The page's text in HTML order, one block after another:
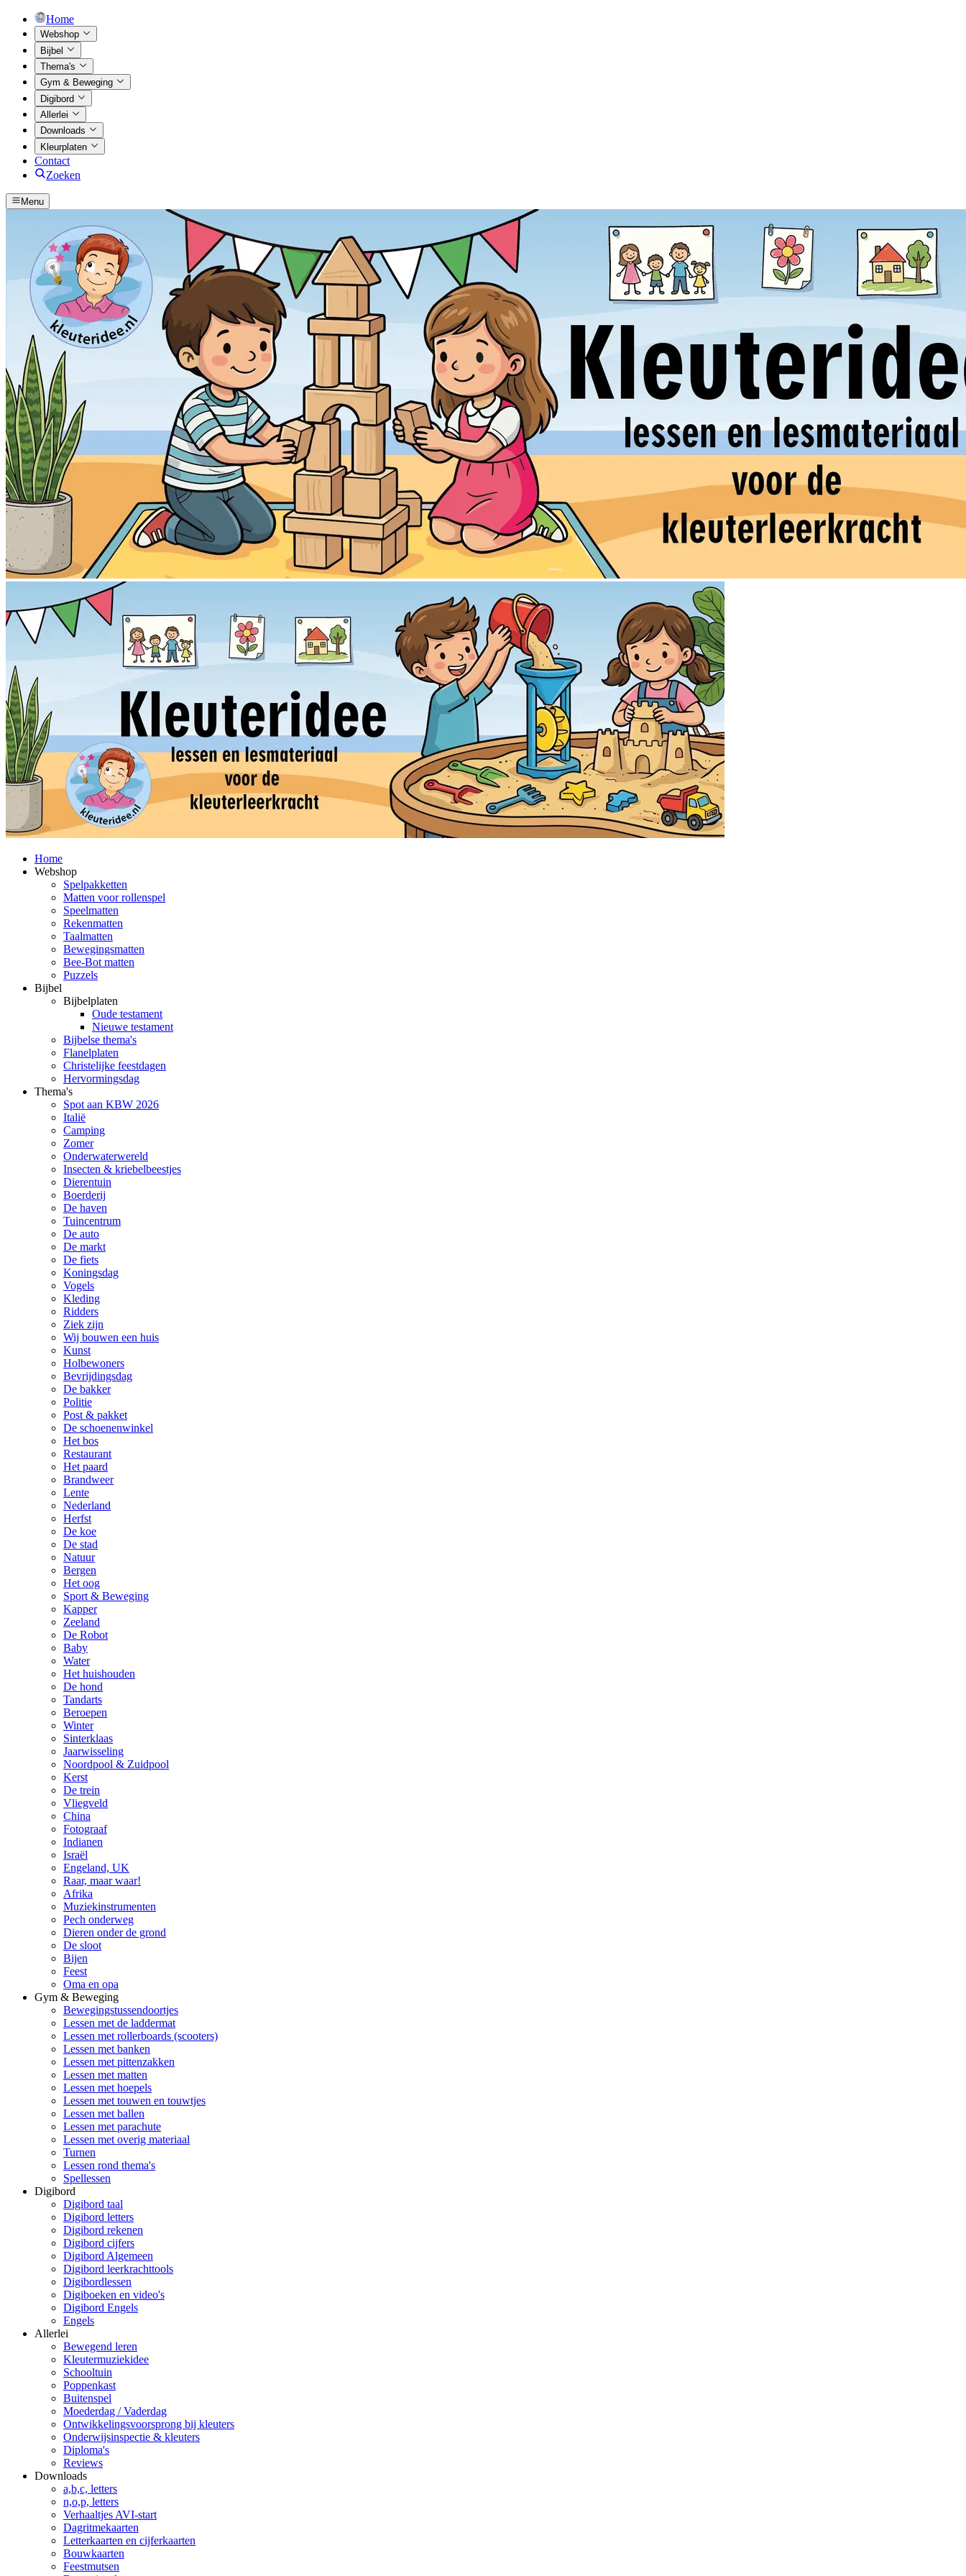
Home
Webshop
Bijbel
Thema's
Gym & Beweging
Digibord
Allerlei
Downloads
Kleurplaten
Contact
Zoeken
Menu
Home
Webshop
Spelpakketten
Matten voor rollenspel
Speelmatten
Rekenmatten
Taalmatten
Bewegingsmatten
Bee-Bot matten
Puzzels
Bijbel
Bijbelplaten
Oude testament
Nieuwe testament
Bijbelse thema's
Flanelplaten
Christelijke feestdagen
Hervormingsdag
Thema's
Spot aan KBW 2026
Italië
Camping
Zomer
Onderwaterwereld
Insecten & kriebelbeestjes
Dierentuin
Boerderij
De haven
Tuincentrum
De auto
De markt
De fiets
Koningsdag
Vogels
Kleding
Ridders
Ziek zijn
Wij bouwen een huis
Kunst
Holbewoners
Bevrijdingsdag
De bakker
Politie
Post & pakket
De schoenenwinkel
Het bos
Restaurant
Het paard
Brandweer
Lente
Nederland
Herfst
De koe
De stad
Natuur
Bergen
Het oog
Sport & Beweging
Kapper
Zeeland
De Robot
Baby
Water
Het huishouden
De hond
Tandarts
Beroepen
Winter
Sinterklaas
Jaarwisseling
Noordpool & Zuidpool
Kerst
De trein
Vliegveld
China
Fotograaf
Indianen
Israël
Engeland, UK
Raar, maar waar!
Afrika
Muziekinstrumenten
Pech onderweg
Dieren onder de grond
De sloot
Bijen
Feest
Oma en opa
Gym & Beweging
Bewegingstussendoortjes
Lessen met de laddermat
Lessen met rollerboards (scooters)
Lessen met banken
Lessen met pittenzakken
Lessen met matten
Lessen met hoepels
Lessen met touwen en touwtjes
Lessen met ballen
Lessen met parachute
Lessen met overig materiaal
Turnen
Lessen rond thema's
Spellessen
Digibord
Digibord taal
Digibord letters
Digibord rekenen
Digibord cijfers
Digibord Algemeen
Digibord leerkrachttools
Digibordlessen
Digiboeken en video's
Digibord Engels
Engels
Allerlei
Bewegend leren
Kleutermuziekidee
Schooltuin
Poppenkast
Buitenspel
Moederdag / Vaderdag
Ontwikkelingsvoorsprong bij kleuters
Onderwijsinspectie & kleuters
Diploma's
Reviews
Downloads
a,b,c, letters
n,o,p, letters
Verhaaltjes AVI-start
Dagritmekaarten
Letterkaarten en cijferkaarten
Bouwkaarten
Feestmutsen